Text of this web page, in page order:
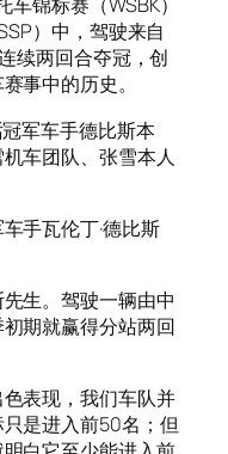
锦标赛（WSBK）
）中，驾驶来自
续两回合夺冠，创
事中的历史。
军车手德比斯本
车团队、张雪本人
手瓦伦丁·德比斯
生。驾驶一辆由中
期就赢得分站两回
表现，我们车队并
是进入前50名；但